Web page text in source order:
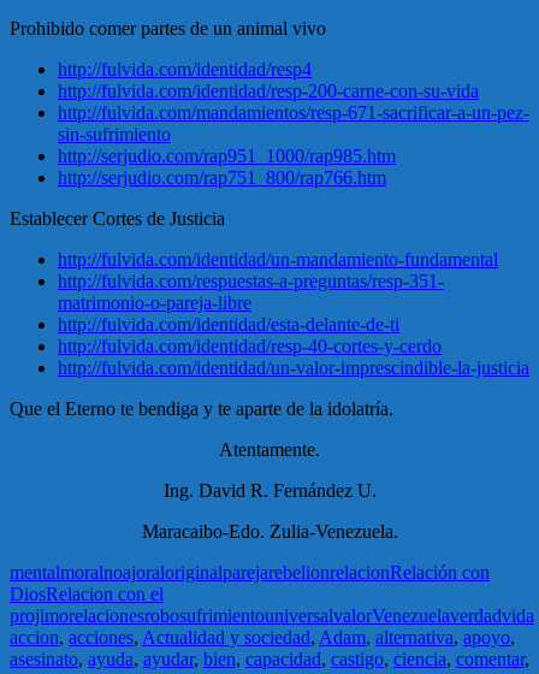
Prohibido comer partes de un animal vivo
http://fulvida.com/identidad/resp4
http://fulvida.com/identidad/resp-200-carne-con-su-vida
http://fulvida.com/mandamientos/resp-671-sacrificar-a-un-pez-
sin-sufrimiento
http://serjudio.com/rap951_1000/rap985.htm
http://serjudio.com/rap751_800/rap766.htm
Establecer Cortes de Justicia
http://fulvida.com/identidad/un-mandamiento-fundamental
http://fulvida.com/respuestas-a-preguntas/resp-351-
matrimonio-o-pareja-libre
http://fulvida.com/identidad/esta-delante-de-ti
http://fulvida.com/identidad/resp-40-cortes-y-cerdo
http://fulvida.com/identidad/un-valor-imprescindible-la-justicia
Que el Eterno te bendiga y te aparte de la idolatría.
Atentamente.
Ing. David R. Fernández U.
Maracaibo-Edo. Zulia-Venezuela.
mentalmoralnoajoraloriginalparejarebelionrelacionRelación con
DiosRelacion con el
projimorelacionesrobosufrimientouniversalvalorVenezuelaverdadvida
accion, acciones, Actualidad y sociedad, Adam, alternativa, apoyo,
asesinato, ayuda, ayudar, bien, capacidad, castigo, ciencia, comentar,